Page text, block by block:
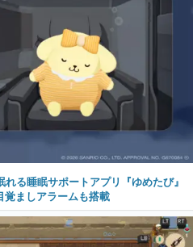
る睡眠サポートアプリ『ゆめたび』
ましアラームも搭載